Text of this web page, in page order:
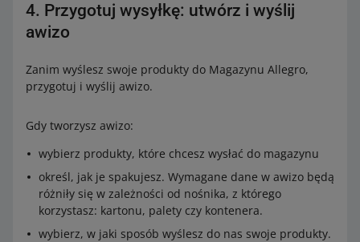
4. Przygotuj wysyłkę: utwórz i wyślij
awizo
Zanim wyślesz swoje produkty do Magazynu Allegro,
przygotuj i wyślij awizo.
Gdy tworzysz awizo:
wybierz produkty, które chcesz wysłać do magazynu
określ, jak je spakujesz. Wymagane dane w awizo będą
różniły się w zależności od nośnika, z którego
korzystasz: kartonu, palety czy kontenera.
wybierz, w jaki sposób wyślesz do nas swoje produkty.